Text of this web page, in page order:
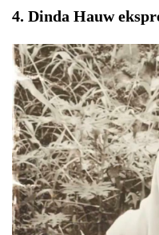
4. Dinda Hauw